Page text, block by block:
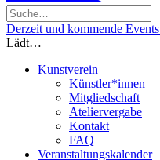
Derzeit und kommende Events
Lädt…
Kunstverein
Künstler*innen
Mitgliedschaft
Ateliervergabe
Kontakt
FAQ
Veranstaltungskalender